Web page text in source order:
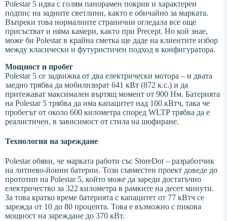
Polestar 5 идва с голям панорамен покрив и характерен
подпис на задните светлини, както е обичайно за марката.
Въпреки това нормалните странични огледала все още
присъстват и няма камери, както при Precept. Но кой знае,
може би Polestar в крайна сметка ще даде на клиентите избор
между класически и футуристичен подход в конфигуратора.
Мощност и пробег
Polestar 5 се задвижва от два електрически мотора – и двата
заедно трябва да мобилизират 641 кВт (872 к.с.) и да
притежават максимален въртящ момент от 900 Нм. Батерията
на Polestar 5 трябва да има капацитет над 100 кВтч, така че
пробегът от около 600 километра според WLTP трябва да е
реалистичен, в зависимост от стила на шофиране.
Технология на зареждане
Polestar обяви, че марката работи със StoreDot – разработчик
на литиево-йонни батерии. Този съвместен проект доведе до
прототип на Polestar 5, който може да зареди достатъчно
електричество за 322 километра в рамките на десет минути.
За това кратко време батерията с капацитет от 77 кВтч се
зарежда от 10 до 80 процента. Това е възможно с пикова
мощност на зареждане до 370 кВт.